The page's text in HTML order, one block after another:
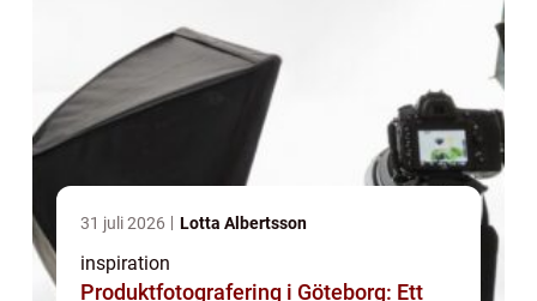
31 juli 2026 Lotta Albertsson
inspiration
Produktfotografering i Göteborg: Ett